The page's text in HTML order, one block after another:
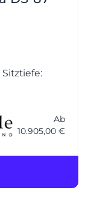
Ab
10.905,00 €